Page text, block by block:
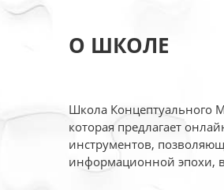
О ШКОЛЕ
Школа Концептуального
которая предлагает
инструментов,
информационной эпохи,